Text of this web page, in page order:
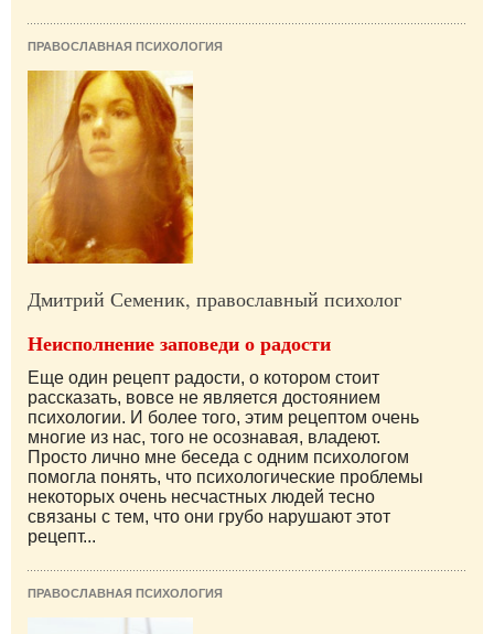
ПРАВОСЛАВНАЯ ПСИХОЛОГИЯ
Дмитрий Семеник, православный психолог
Неисполнение заповеди о радости
Еще один рецепт радости, о котором стоит
рассказать, вовсе не является достоянием
психологии. И более того, этим рецептом очень
многие из нас, того не осознавая, владеют.
Просто лично мне беседа с одним психологом
помогла понять, что психологические проблемы
некоторых очень несчастных людей тесно
связаны с тем, что они грубо нарушают этот
рецепт...
ПРАВОСЛАВНАЯ ПСИХОЛОГИЯ